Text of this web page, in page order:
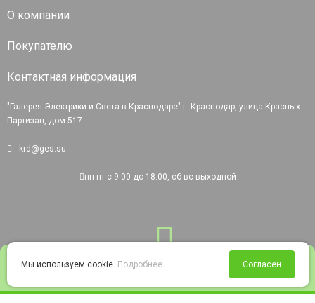
Войти Избранное Корзина
О компании
Покупателю
Контактная информация
"Галерея Электрики и Света в Краснодаре" г. Краснодар, улица Красных
Партизан, дом 517
krd@ges.su
пн-пт с 9:00 до 18:00, сб-вс выходной
Мы используем cookie. Подробнее... Согласен